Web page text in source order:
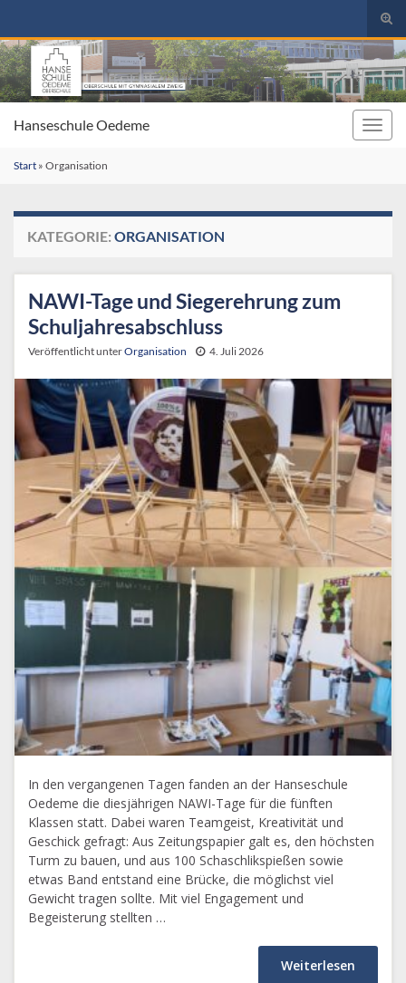
Search for:
Hanseschule Oedeme
Start » Organisation
KATEGORIE: ORGANISATION
NAWI-Tage und Siegerehrung zum
Schuljahresabschluss
Veröffentlicht unterOrganisation 4. Juli 2026
In den vergangenen Tagen fanden an der Hanseschule
Oedeme die diesjährigen NAWI-Tage für die fünften
Klassen statt. Dabei waren Teamgeist, Kreativität und
Geschick gefragt: Aus Zeitungspapier galt es, den höchsten
Turm zu bauen, und aus 100 Schaschlikspießen sowie
etwas Band entstand eine Brücke, die möglichst viel
Gewicht tragen sollte. Mit viel Engagement und
Begeisterung stellten …
Weiterlesen